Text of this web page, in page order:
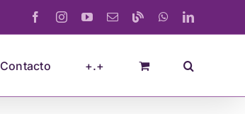
FacebookInstagramYouTube
EmailBloggerWhatsAppLinkedIn
Contacto +.+